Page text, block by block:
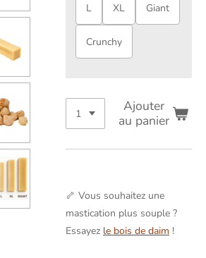
L XL Giant
Crunchy
Ajouter
au panier
🦴 Vous souhaitez une
mastication plus souple ?
Essayez le bois de daim !